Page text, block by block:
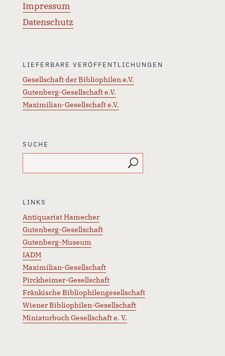
Impressum
Datenschutz
LIEFERBARE VERÖFFENTLICHUNGEN
Gesellschaft der Bibliophilen e.V.
Gutenberg-Gesellschaft e.V.
Maximilian-Gesellschaft e.V.
SUCHE
LINKS
Antiquariat Hamecher
Gutenberg-Gesellschaft
Gutenberg-Museum
IADM
Maximilian-Gesellschaft
Pirckheimer-Gesellschaft
Fränkische Bibliophilengesellschaft
Wiener Bibliophilen-Gesellschaft
Miniaturbuch Gesellschaft e. V.